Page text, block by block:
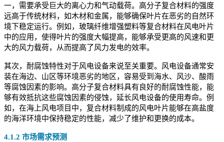
一，需要承受巨大的离心力和气动载荷。高分子复合材料的强度
远高于传统材料，如木材和金属，能够确保叶片在恶劣的自然环
境下稳定运行。例如，玻璃纤维增强塑料等复合材料在风电叶片
中的应用，使得叶片的强度大幅提高，能够承受更高的风速和更
大的风力载荷，从而提高了风力发电的效率。
其次，耐腐蚀特性对于风电设备来说至关重要。风电设备通常安
装在海边、山区等环境恶劣的地区，容易受到海水、风沙、酸雨
等腐蚀因素的影响。高分子复合材料具有良好的耐腐蚀性能，能
够有效抵抗这些腐蚀因素的侵蚀，延长风电设备的使用寿命。例
如，在海上风电项目中，复合材料制成的风电叶片能够在高盐度
的海洋环境中保持稳定的性能，减少了维护和更换的成本。
4.1.2 市场需求预测